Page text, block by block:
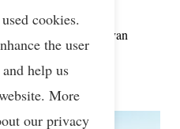
uitdagingen van
allemaal onderdeel van
praktijk
cookies.
the user
help us
More
our privacy